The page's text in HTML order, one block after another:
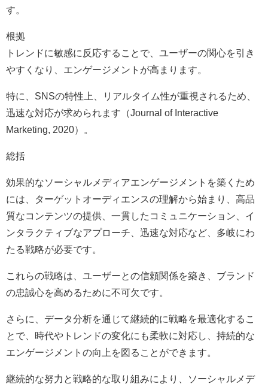
す。
根拠
トレンドに敏感に反応することで、ユーザーの関心を引き
やすくなり、エンゲージメントが高まります。
特に、SNSの特性上、リアルタイム性が重視されるため、
迅速な対応が求められます（Journal of Interactive
Marketing, 2020）。
総括
効果的なソーシャルメディアエンゲージメントを築くため
には、ターゲットオーディエンスの理解から始まり、高品
質なコンテンツの提供、一貫したコミュニケーション、イ
ンタラクティブなアプローチ、迅速な対応など、多岐にわ
たる戦略が必要です。
これらの戦略は、ユーザーとの信頼関係を築き、ブランド
の忠誠心を高めるために不可欠です。
さらに、データ分析を通じて継続的に戦略を最適化するこ
とで、時代やトレンドの変化にも柔軟に対応し、持続的な
エンゲージメントの向上を図ることができます。
継続的な努力と戦略的な取り組みにより、ソーシャルメデ